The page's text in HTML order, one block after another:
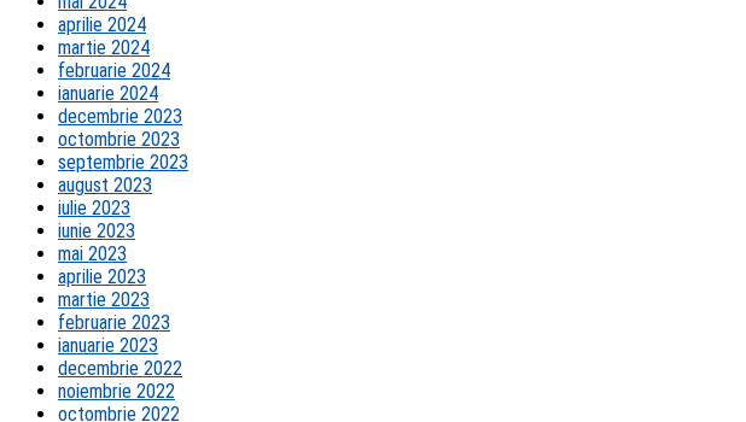
aprilie 2024
martie 2024
februarie 2024
ianuarie 2024
decembrie 2023
octombrie 2023
septembrie 2023
august 2023
iulie 2023
iunie 2023
mai 2023
aprilie 2023
martie 2023
februarie 2023
ianuarie 2023
decembrie 2022
noiembrie 2022
octombrie 2022